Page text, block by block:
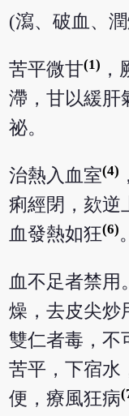
(瀉、破血、
苦平微甘(1)
滯，甘以緩肝
祕。
治熱入血室(4)
痢經閉，欬逆
血發熱如狂(6)。
血不足者禁用
燥，去皮尖炒
雙仁者毒，不
苦平，下宿水
便，療風狂病